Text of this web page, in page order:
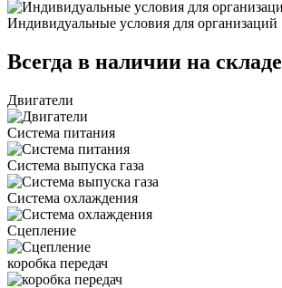
Индивидуальные условия для организаций
Всегда в наличии на складе
Двигатели
Система питания
Система выпуска газа
Система охлаждения
Сцепление
коробка передач